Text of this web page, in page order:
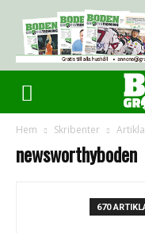
Hem Skribenter
newsworthyboden
670